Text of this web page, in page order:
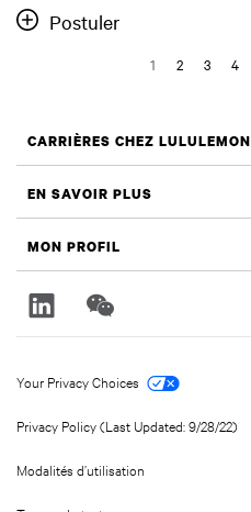
Postuler
1 2 3 4
CARRIÈRES CHEZ LULULEMON
Rechercher des emplois
EN SAVOIR PLUS
Durabilité et effet social
lululemon.com
MON PROFIL
Your Privacy Choices
Privacy Policy (Last Updated: 9/28/22)
Modalités d’utilisation